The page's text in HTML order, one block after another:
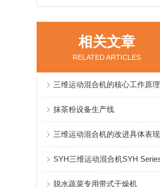
相关文章
RELATED ARTICLES
三维运动混合机的核心工作原理
抹茶粉设备生产线
脱水蔬菜专用带式干燥机